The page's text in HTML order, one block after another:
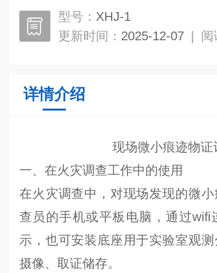
型号： XHJ-1
更新时间： 2025-12-07 | 阅
详情介绍
现场微小痕迹物证
一、在火灾调查工作中的使用
在火灾调查中，对现场发现的微
查员的手机或平板电脑，通过
示，也可安装底座用于实验室观
摄像、取证储存。